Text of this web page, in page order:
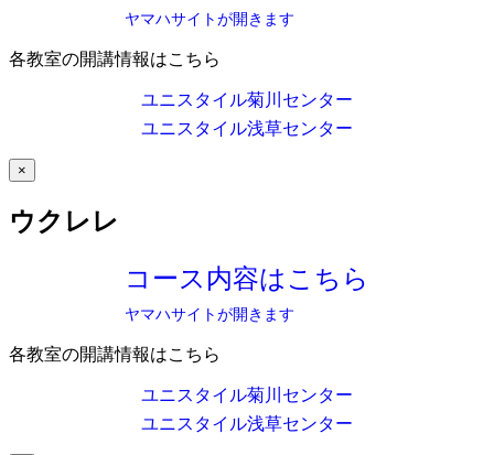
ヤマハサイトが開きます
各教室の開講情報はこちら
ユニスタイル菊川センター
ユニスタイル浅草センター
×
ウクレレ
コース内容はこちら
ヤマハサイトが開きます
各教室の開講情報はこちら
ユニスタイル菊川センター
ユニスタイル浅草センター